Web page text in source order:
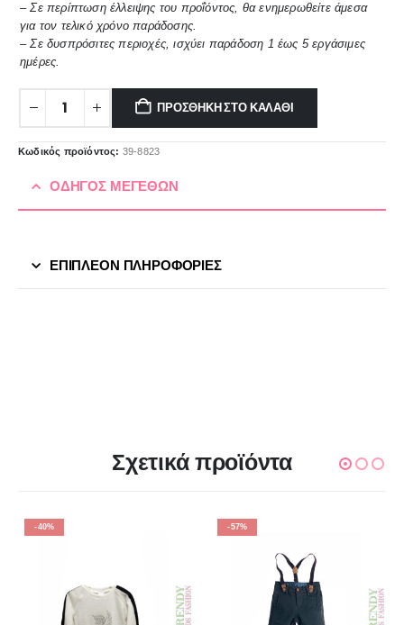
– Σε περίπτωση έλλειψης του προΐόντος, θα ενημερωθείτε άμεσα
για τον τελικό χρόνο παράδοσης.
– Σε δυσπρόσιτες περιοχές, ισχύει παράδοση 1 έως 5 εργάσιμες
ημέρες.
ΠΡΟΣΘΉΚΗ ΣΤΟ ΚΑΛΆΘΙ
Κωδικός προϊόντος: 39-8823
ΟΔΗΓΟΣ ΜΕΓΕΘΩΝ
ΕΠΙΠΛΈΟΝ ΠΛΗΡΟΦΟΡΊΕΣ
Σχετικά προϊόντα
-40% -57%